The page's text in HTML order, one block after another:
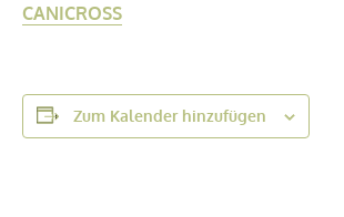
CANICROSS
Zum Kalender hinzufügen